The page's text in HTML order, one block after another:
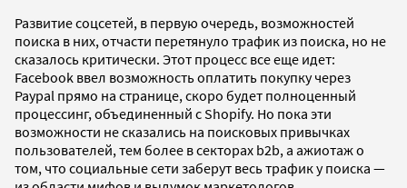
Развитие соцсетей, в первую очередь, возможностей
поиска в них, отчасти перетянуло трафик из поиска, но не
сказалось критически. Этот процесс все еще идет:
Facebook ввел возможность оплатить покупку через
Paypal прямо на странице, скоро будет полноценный
процессинг, объединенный с Shopify. Но пока эти
возможности не сказались на поисковых привычках
пользователей, тем более в секторах b2b, а ажиотаж о
том, что социальные сети заберут весь трафик у поиска —